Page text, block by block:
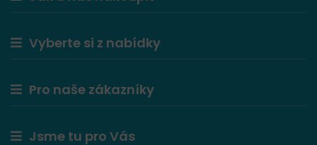
Vyberte si z nabídky
Pro naše zákazníky
Jsme tu pro Vás